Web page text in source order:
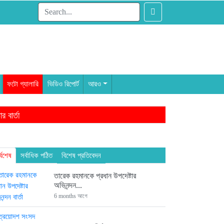
ফটো গ্যালারি ভিডিও রিপোর্ট আরও
বার্তা
৩ এমপি
সর্বাধিক পঠিত বিশেষ প্রতিবেদন
তারেক রহমানকে প্রধান উপদেষ্টার
অভিনন্দন...
6 months আগে